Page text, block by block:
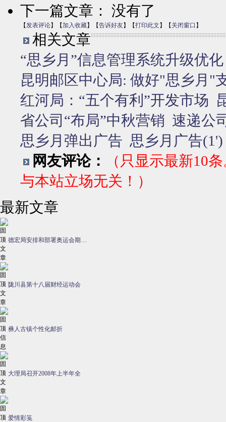
下一篇文章： 没有了
【发表评论】【加入收藏】【告诉好友】【打印此文】【关闭窗口 】
相关文章
“思乡月”信息管理系统升级优化
昆明邮区中心局: 做好"思乡月"
红河局：“五个有利”开发市场
省公司“布局”中秋营销 速递公
思乡月弹出广告 思乡月广告(1')
网友评论：
（只显示最新10
与本站立场无关！）
最新文章
德宏局安排和部署奥运会期…
陇川县第十八届财经运动会
彝人古镇个性化邮折
大理局召开2008年上半年全
爱情彩笺